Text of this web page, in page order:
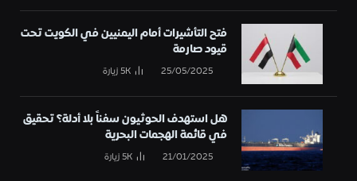
فتح التأشيرات أمام اليمنيين في الكويت تحت
قيود صارمة
25/05/2025
5Kزيارة
هل استهدف الحوثيون سفناً بلا أدلة؟ تحقيق
في قائمة الهجمات البحرية
21/01/2025
5Kزيارة